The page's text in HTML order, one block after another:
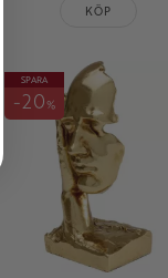
KÖP
SPARA
20%